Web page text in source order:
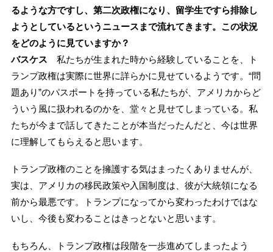
るような方ですし、第二次政権になり、留学生ですら排除し
ようとしているというニュースまで流れてきます。この状況
をどのように見ていますか？
バスケス 私たちが生まれた時から経験していることを、ト
ランプ政権は実際に世界に詳らかに見せているようです。“問
題あり”のパスポートを持っている私たちが、アメリカからど
ういう風に扱われるのかを、堂々と見せてしまっている。私
たちが今まで話してきたことが本当だったんだと、今は世界
に理解してもらえると思います。
トランプ政権のことを擁護する気はまったくありませんが、
実は、アメリカの移民政策や入国制度は、彼が大統領になる
前から最悪です。トランプになってから変わったわけではな
いし、今後も変わることはきっとないと思います。
もちろん、トランプ政権は段階を一歩進めてしまったよう